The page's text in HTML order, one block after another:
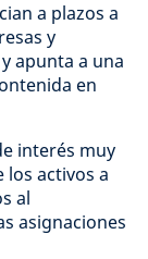
a plazos a
y
apunta a una
en
interés muy
los activos a
al
asignaciones